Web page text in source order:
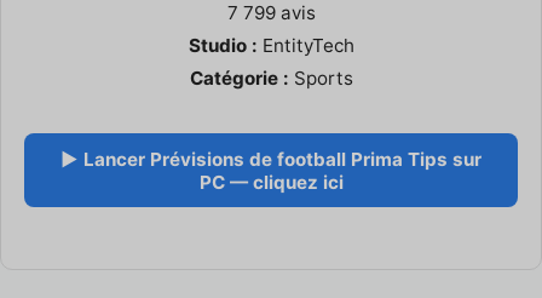
7 799 avis
Studio : EntityTech
Catégorie : Sports
▶ Lancer Prévisions de football Prima Tips sur
PC — cliquez ici